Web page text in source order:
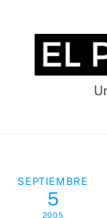
content
SEPTIEMBRE
5
2005